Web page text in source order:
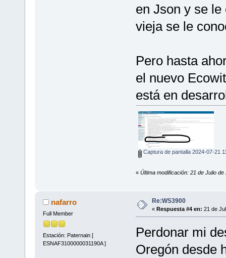
en Json y se
vieja se le
Pero hasta
el nuevo
está en
Captura de pantalla 2024-07-21
« Última modificación: 21 de Julio de
nafarro
Full Member
Estación: Paternain [
ESNAF3100000031190A ]
Re:WS3900
« Respuesta #4 en: 21 de
Perdonar mi
Oregón desde